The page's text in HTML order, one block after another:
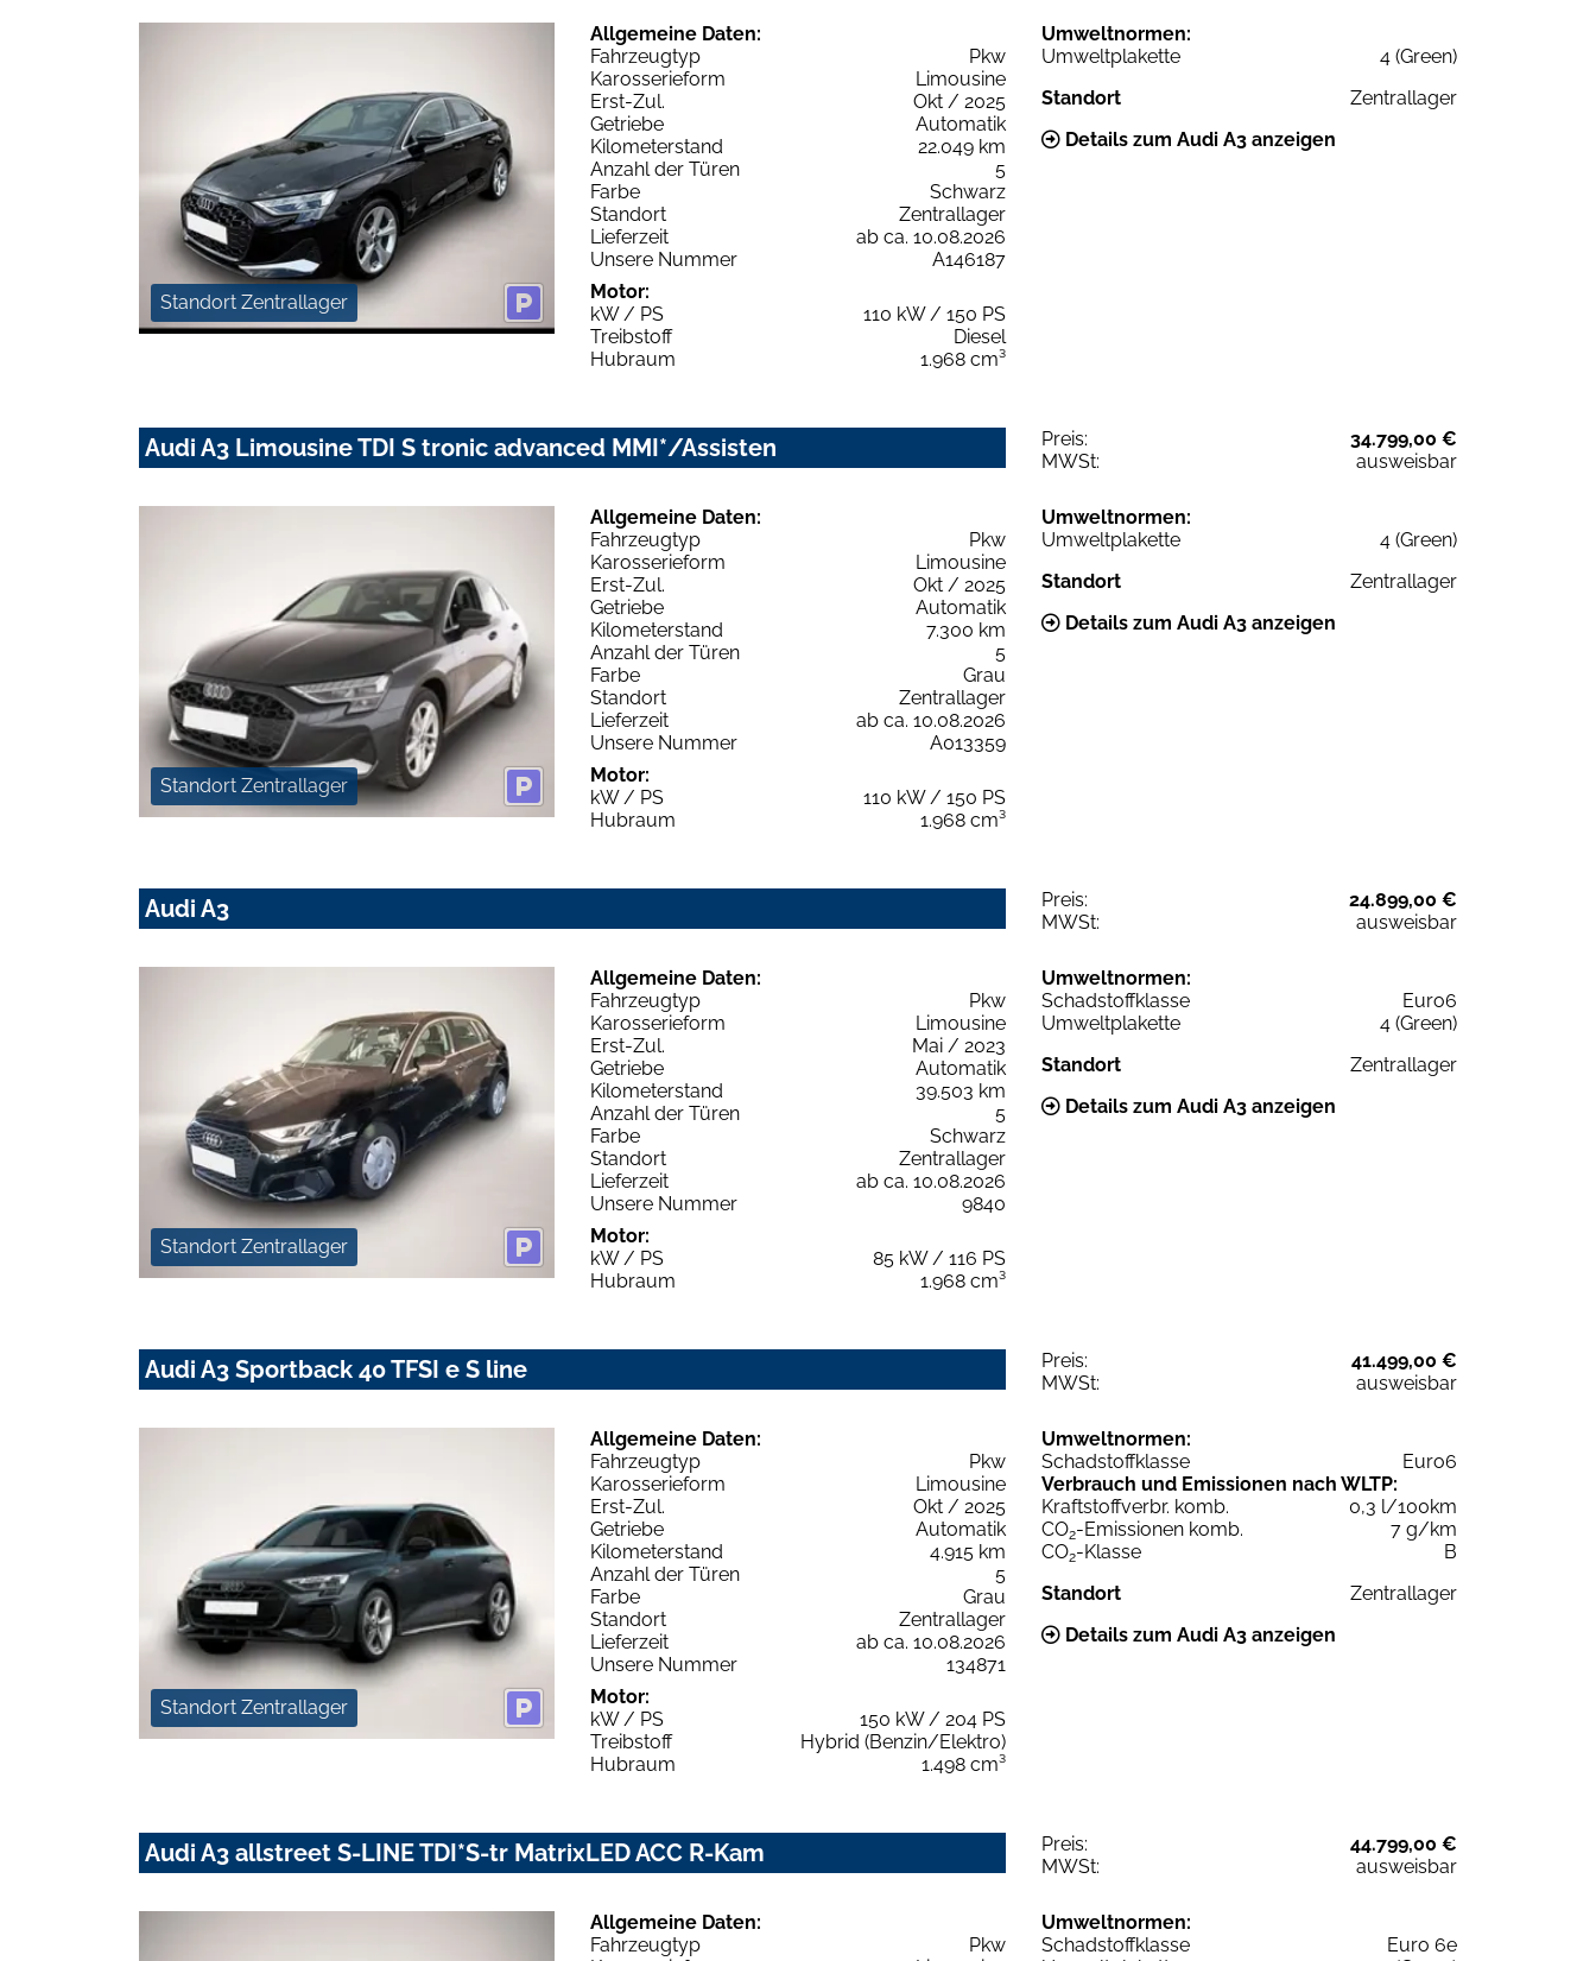
Standort Zentrallager
Allgemeine Daten:
Fahrzeugtyp
Pkw
Karosserieform
Limousine
Erst-Zul.
Okt / 2025
Getriebe
Automatik
Kilometerstand
22.049 km
Anzahl der Türen
5
Farbe
Schwarz
Standort
Zentrallager
Lieferzeit
ab ca. 10.08.2026
Unsere Nummer
A146187
Motor:
kW / PS
110 kW / 150 PS
Treibstoff
Diesel
Hubraum
1.968 cm³
Umweltnormen:
Umweltplakette
4 (Green)
Standort
Zentrallager
Details zum Audi A3 anzeigen
Audi A3 Limousine TDI S tronic advanced MMI*/Assisten Preis:
34.799,00 €
MWSt:
ausweisbar
Standort Zentrallager
Allgemeine Daten:
Fahrzeugtyp
Pkw
Karosserieform
Limousine
Erst-Zul.
Okt / 2025
Getriebe
Automatik
Kilometerstand
7.300 km
Anzahl der Türen
5
Farbe
Grau
Standort
Zentrallager
Lieferzeit
ab ca. 10.08.2026
Unsere Nummer
A013359
Motor:
kW / PS
110 kW / 150 PS
Hubraum
1.968 cm³
Umweltnormen:
Umweltplakette
4 (Green)
Standort
Zentrallager
Details zum Audi A3 anzeigen
Audi A3 Preis:
24.899,00 €
MWSt:
ausweisbar
Standort Zentrallager
Allgemeine Daten:
Fahrzeugtyp
Pkw
Karosserieform
Limousine
Erst-Zul.
Mai / 2023
Getriebe
Automatik
Kilometerstand
39.503 km
Anzahl der Türen
5
Farbe
Schwarz
Standort
Zentrallager
Lieferzeit
ab ca. 10.08.2026
Unsere Nummer
9840
Motor:
kW / PS
85 kW / 116 PS
Hubraum
1.968 cm³
Umweltnormen:
Schadstoffklasse
Euro6
Umweltplakette
4 (Green)
Standort
Zentrallager
Details zum Audi A3 anzeigen
Audi A3 Sportback 40 TFSI e S line Preis:
41.499,00 €
MWSt:
ausweisbar
Standort Zentrallager
Allgemeine Daten:
Fahrzeugtyp
Pkw
Karosserieform
Limousine
Erst-Zul.
Okt / 2025
Getriebe
Automatik
Kilometerstand
4.915 km
Anzahl der Türen
5
Farbe
Grau
Standort
Zentrallager
Lieferzeit
ab ca. 10.08.2026
Unsere Nummer
134871
Motor:
kW / PS
150 kW / 204 PS
Treibstoff
Hybrid (Benzin/Elektro)
Hubraum
1.498 cm³
Umweltnormen:
Schadstoffklasse
Euro6
Verbrauch und Emissionen nach WLTP:
Kraftstoffverbr. komb.
0,3 l/100km
CO2-Emissionen komb.
7 g/km
CO2-Klasse
B
Standort
Zentrallager
Details zum Audi A3 anzeigen
Audi A3 allstreet S-LINE TDI*S-tr MatrixLED ACC R-Kam Preis:
44.799,00 €
MWSt:
ausweisbar
Allgemeine Daten:
Fahrzeugtyp
Pkw
Umweltnormen:
Schadstoffklasse
Euro 6e